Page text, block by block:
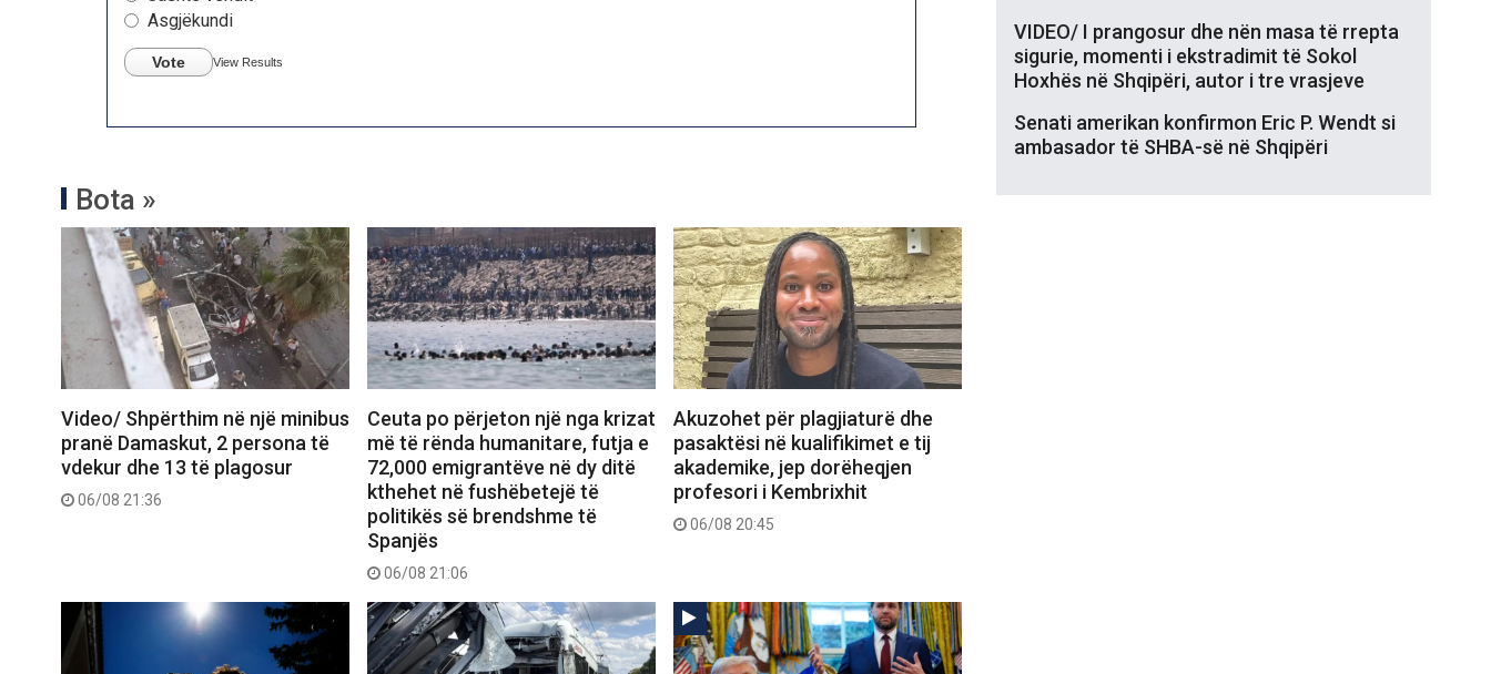
Asgjëkundi
Vote View Results
Bota »
Video/ Shpërthim në një minibus
pranë Damaskut, 2 persona të
vdekur dhe 13 të plagosur
06/08 21:36
Ceuta po përjeton një nga krizat
më të rënda humanitare, futja e
72,000 emigrantëve në dy ditë
kthehet në fushëbetejë të
politikës së brendshme të
Spanjës
06/08 21:06
Akuzohet për plagjiaturë dhe
pasaktësi në kualifikimet e tij
akademike, jep dorëheqjen
profesori i Kembrixhit
06/08 20:45
VIDEO/ I prangosur dhe nën masa të rrepta
sigurie, momenti i ekstradimit të Sokol
Hoxhës në Shqipëri, autor i tre vrasjeve
Senati amerikan konfirmon Eric P. Wendt si
ambasador të SHBA-së në Shqipëri